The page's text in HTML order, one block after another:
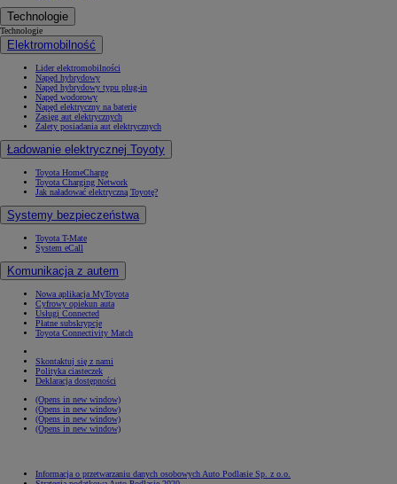
Technologie
Technologie
Elektromobilność
Lider elektromobilności
Napęd hybrydowy
Napęd hybrydowy typu plug-in
Napęd wodorowy
Napęd elektryczny na baterię
Zasięg aut elektrycznych
Zalety posiadania aut elektrycznych
Ładowanie elektrycznej Toyoty
Toyota HomeCharge
Toyota Charging Network
Jak naładować elektryczną Toyotę?
Systemy bezpieczeństwa
Toyota T-Mate
System eCall
Komunikacja z autem
Nowa aplikacja MyToyota
Cyfrowy opiekun auta
Usługi Connected
Płatne subskrypcje
Toyota Connectivity Match
Skontaktuj się z nami
Polityka ciasteczek
Deklaracja dostępności
(Opens in new window)
(Opens in new window)
(Opens in new window)
(Opens in new window)
Informacja o przetwarzaniu danych osobowych Auto Podlasie Sp. z o.o.